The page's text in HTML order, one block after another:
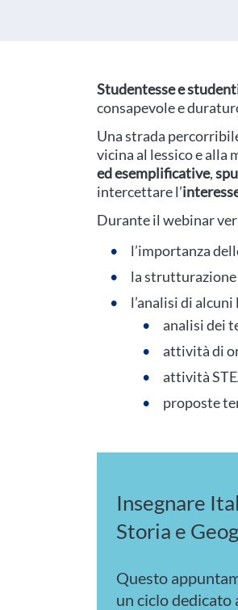
Studentesse e
consapevole e
Una strada
vicina al lessico e
ed esemplificative,
intercettare l’
Durante il webinar
l’importanza
la strutturazione
l’analisi di
analisi dei
attività di
attività
proposte
Insegnare
Storia e
Questo
un ciclo dedicato